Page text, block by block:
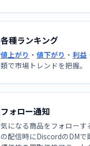
各種ランキング
値上がり ・ 値下がり ・ 利益
類で市場トレンドを把握。
フォロー通知
気になる商品をフォローす
の配信時にDiscordのDMで